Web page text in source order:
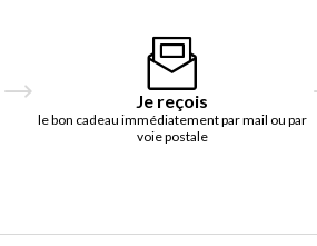
Je reçois
le bon cadeau immédiatement par mail ou par
voie postale